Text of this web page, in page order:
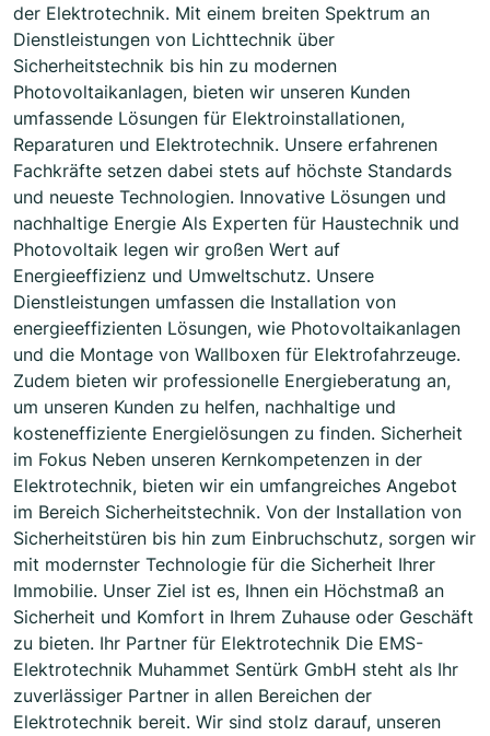
der Elektrotechnik. Mit einem breiten Spektrum an
Dienstleistungen von Lichttechnik über
Sicherheitstechnik bis hin zu modernen
Photovoltaikanlagen, bieten wir unseren Kunden
umfassende Lösungen für Elektroinstallationen,
Reparaturen und Elektrotechnik. Unsere erfahrenen
Fachkräfte setzen dabei stets auf höchste Standards
und neueste Technologien. Innovative Lösungen und
nachhaltige Energie Als Experten für Haustechnik und
Photovoltaik legen wir großen Wert auf
Energieeffizienz und Umweltschutz. Unsere
Dienstleistungen umfassen die Installation von
energieeffizienten Lösungen, wie Photovoltaikanlagen
und die Montage von Wallboxen für Elektrofahrzeuge.
Zudem bieten wir professionelle Energieberatung an,
um unseren Kunden zu helfen, nachhaltige und
kosteneffiziente Energielösungen zu finden. Sicherheit
im Fokus Neben unseren Kernkompetenzen in der
Elektrotechnik, bieten wir ein umfangreiches Angebot
im Bereich Sicherheitstechnik. Von der Installation von
Sicherheitstüren bis hin zum Einbruchschutz, sorgen wir
mit modernster Technologie für die Sicherheit Ihrer
Immobilie. Unser Ziel ist es, Ihnen ein Höchstmaß an
Sicherheit und Komfort in Ihrem Zuhause oder Geschäft
zu bieten. Ihr Partner für Elektrotechnik Die EMS-
Elektrotechnik Muhammet Sentürk GmbH steht als Ihr
zuverlässiger Partner in allen Bereichen der
Elektrotechnik bereit. Wir sind stolz darauf, unseren